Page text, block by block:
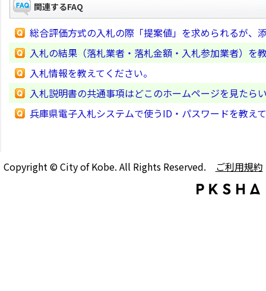
関連するFAQ
総合評価方式の入札の際「提案値」を求められるが、
入札の結果（落札業者・落札金額・入札参加業者）を
入札情報を教えてください。
入札説明書の共通事項はどこのホームページを見たら
兵庫県電子入札システムで使うID・パスワードを教え
Copyright © City of Kobe. All Rights Reserved. ご利用規約